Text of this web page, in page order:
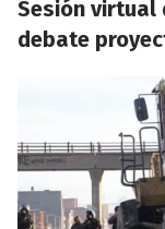
Sesión virtual
debate